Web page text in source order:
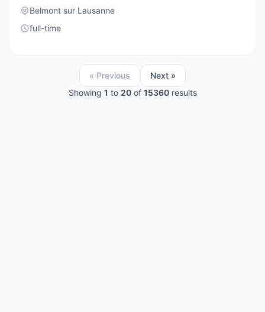
Belmont sur Lausanne
full-time
« Previous
Next »
Showing 1 to 20of 15360results